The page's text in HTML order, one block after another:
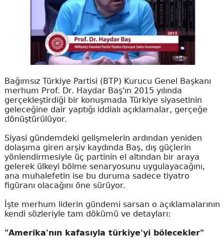
Bağımsız Türkiye Partisi (BTP) Kurucu Genel Başkanı
merhum Prof. Dr. Haydar Baş'ın 2015 yılında
gerçekleştirdiği bir konuşmada Türkiye siyasetinin
geleceğine dair yaptığı iddialı açıklamalar, gerçeğe
dönüştürülüyor.
Siyasi gündemdeki gelişmelerin ardından yeniden
dolaşıma giren arşiv kaydında Baş, dış güçlerin
yönlendirmesiyle üç partinin el altından bir araya
gelerek ülkeyi bölme senaryosunu uygulayacağını,
ana muhalefetin ise bu duruma sadece tiyatro
figüranı olacağını öne sürüyor.
İşte merhum liderin gündemi sarsan o açıklamalarının
kendi sözleriyle tam dökümü ve detayları:
"Amerika'nın kafasıyla türkiye'yi bölecekler"